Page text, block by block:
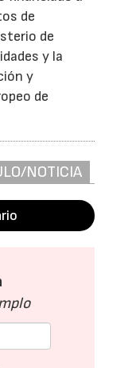
de
de
y la
y
de
NOTICIA